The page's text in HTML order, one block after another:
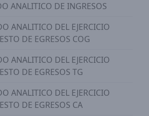
ANALITICO DE INGRESOS
ANALITICO DEL EJERCICIO
DE EGRESOS COG
ANALITICO DEL EJERCICIO
DE EGRESOS TG
ANALITICO DEL EJERCICIO
DE EGRESOS CA